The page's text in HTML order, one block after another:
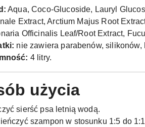
Aqua, Coco-Glucoside, Lauryl
Extract, Arctium Majus Root
Officinalis Leaf/Root Extract,
nie zawiera parabenów,
4 litry.
użycia
sierść psa letnią wodą.
szampon w stosunku 1:5 do